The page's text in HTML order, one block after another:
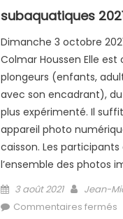
subaquatiques
Dimanche 3 octobre
Colmar Houssen Elle
plongeurs (enfants,
avec son encadrant),
plus expérimenté. Il
appareil photo
caisson. Les
l’ensemble des photos
Posted on
3 août 2021 Author
Jean-
Commentaires fermés